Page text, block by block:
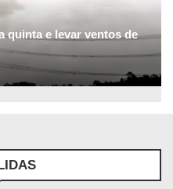
quinta e levar ventos de